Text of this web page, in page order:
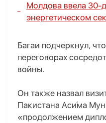
Молдова ввела 30-
энергетическом
Багаи подчеркнул,
переговорах
войны.
Он также назвал
Пакистана Аси́ма
«продолжением